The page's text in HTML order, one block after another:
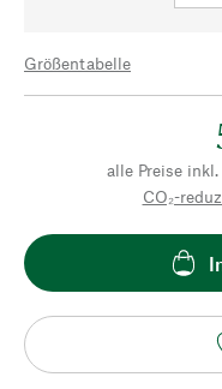
Größentabelle
alle Preise
CO₂-